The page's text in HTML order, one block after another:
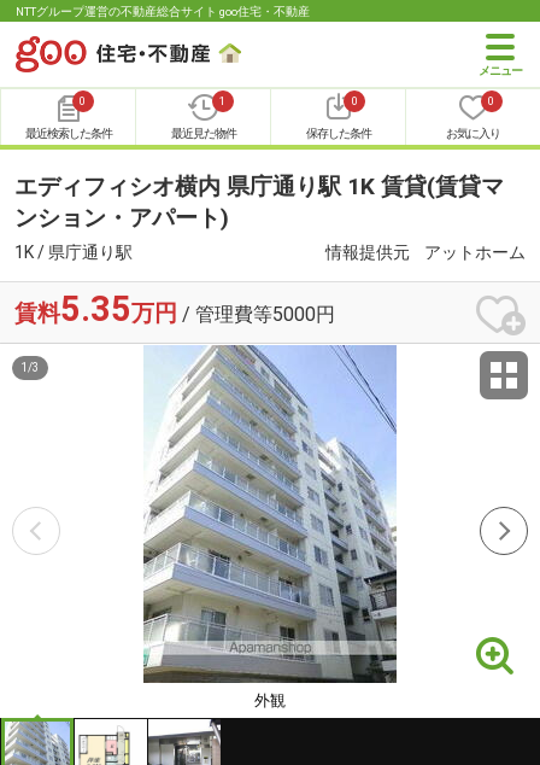
NTTグループ運営の不動産総合サイト goo住宅・不動産
0
最近検索した条件
1
最近見た物件
0
保存した条件
0
お気に入り
エディフィシオ横内 県庁通り駅 1K 賃貸(賃貸マ
ンション・アパート)
1K / 県庁通り駅 情報提供元 アットホーム
賃料5.35万円 / 管理費等5000円
外観
1 /3